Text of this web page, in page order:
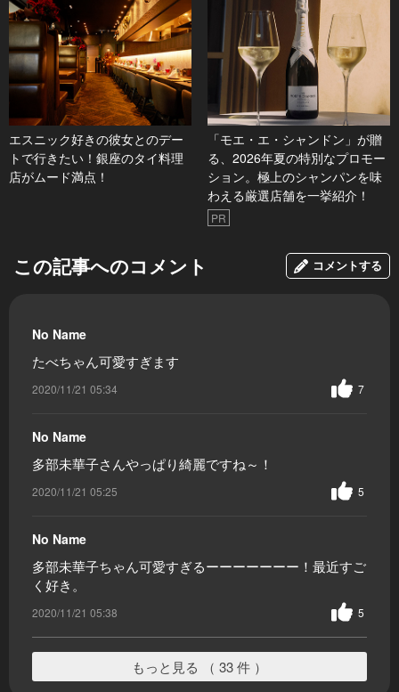
エスニック好きの彼女とのデー
トで行きたい！銀座のタイ料理
店がムード満点！
「モエ・エ・シャンドン」が贈
る、2026年夏の特別なプロモー
ション。極上のシャンパンを味
わえる厳選店舗を一挙紹介！
PR
この記事へのコメント コメントする
No Name
たべちゃん可愛すぎます
2020/11/21 05:34 7
No Name
多部未華子さんやっぱり綺麗ですね～！
2020/11/21 05:25 5
No Name
多部未華子ちゃん可愛すぎるーーーーーーー！最近すご
く好き。
2020/11/21 05:38 5
もっと見る （ 33 件 ）